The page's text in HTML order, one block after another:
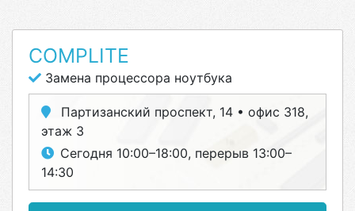
COMPLITE
Замена процессора ноутбука
Партизанский проспект, 14 • офис 318,
этаж 3
Сегодня 10:00–18:00, перерыв 13:00–
14:30